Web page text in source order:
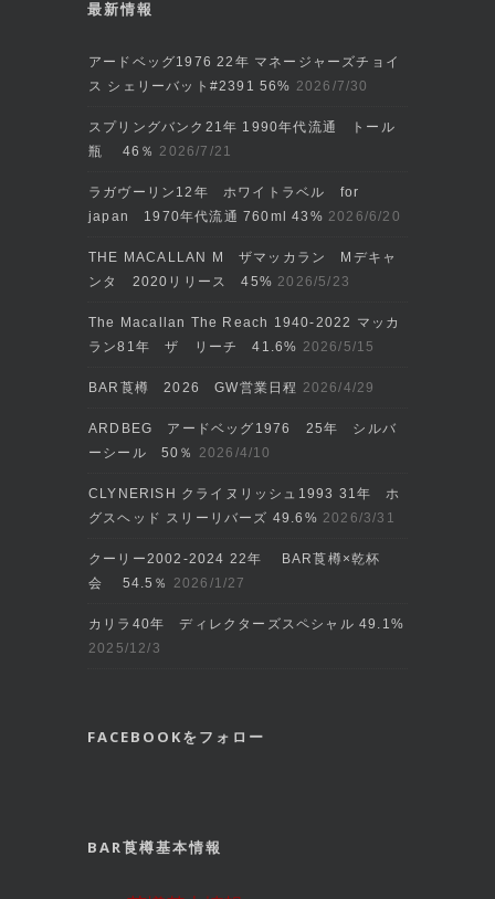
最新情報
アードベッグ1976 22年 マネージャーズチョイ
ス シェリーバット#2391 56% 2026/7/30
スプリングバンク21年 1990年代流通 トール
瓶 46％ 2026/7/21
ラガヴーリン12年 ホワイトラベル for
japan 1970年代流通 760ml 43% 2026/6/20
THE MACALLAN M ザマッカラン Mデキャ
ンタ 2020リリース 45% 2026/5/23
The Macallan The Reach 1940-2022 マッカ
ラン81年 ザ リーチ 41.6% 2026/5/15
BAR莨樽 2026 GW営業日程 2026/4/29
ARDBEG アードベッグ1976 25年 シルバ
ーシール 50％ 2026/4/10
CLYNERISH クライヌリッシュ1993 31年 ホ
グスヘッド スリーリバーズ 49.6% 2026/3/31
クーリー2002‐2024 22年 BAR莨樽×乾杯
会 54.5％ 2026/1/27
カリラ40年 ディレクターズスペシャル 49.1%
2025/12/3
FACEBOOKをフォロー
BAR莨樽基本情報